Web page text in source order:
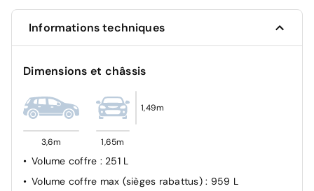
Informations techniques
Dimensions et châssis
3,6m 1,65m
1,49m
Volume coffre : 251 L
Volume coffre max (sièges rabattus) : 959 L